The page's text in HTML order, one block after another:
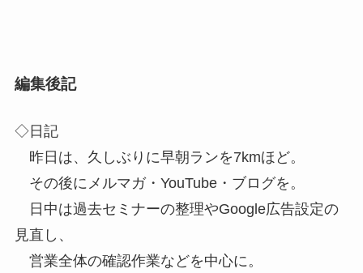
編集後記
◇日記
昨日は、久しぶりに早朝ランを7kmほど。
その後にメルマガ・YouTube・ブログを。
日中は過去セミナーの整理やGoogle広告設定の
見直し、
営業全体の確認作業などを中心に。